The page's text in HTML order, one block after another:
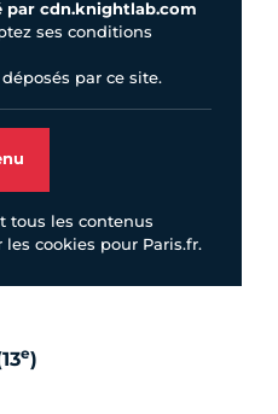
par cdn.knightlab.com
ses conditions
par ce site.
tous les contenus
cookies pour Paris.fr.
e)